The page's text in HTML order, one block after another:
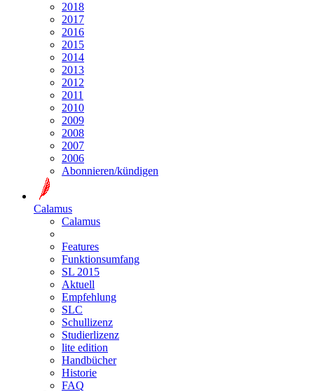
2018
2017
2016
2015
2014
2013
2012
2011
2010
2009
2008
2007
2006
Abonnieren/kündigen
Calamus
Calamus
Features
Funktionsumfang
SL 2015
Aktuell
Empfehlung
SLC
Schullizenz
Studierlizenz
lite edition
Handbücher
Historie
FAQ